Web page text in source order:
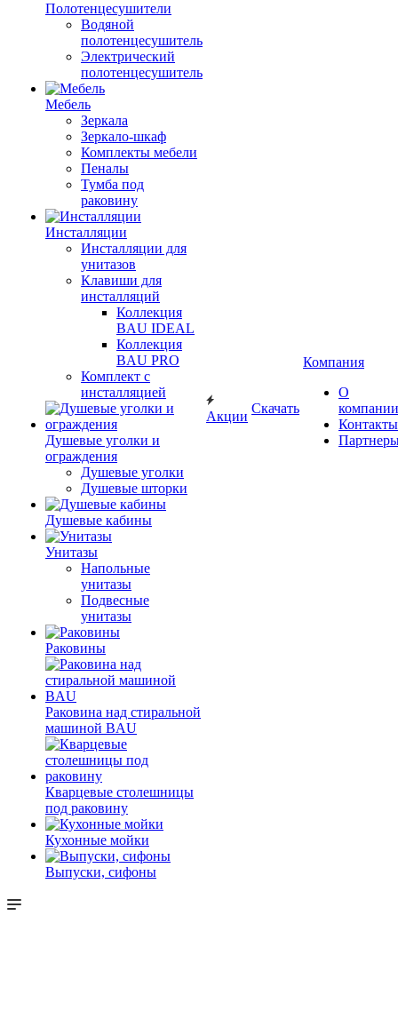
Полотенцесушители
Водяной
полотенцесушитель
Электрический
полотенцесушитель
Мебель
Зеркала
Зеркало-шкаф
Комплекты мебели
Пеналы
Тумба под
раковину
Инсталляции
Инсталляции для
унитазов
Клавиши для
инсталляций
Коллекция
BAU IDEAL
Коллекция
BAU PRO
Комплект с
инсталляцией
Душевые уголки и
ограждения
Душевые уголки
Душевые шторки
Душевые кабины
Унитазы
Напольные
унитазы
Подвесные
унитазы
Раковины
Раковина над стиральной
машиной BAU
Кварцевые столешницы
под раковину
Кухонные мойки
Выпуски, сифоны
Акции
Скачать
Компания
О
компании
Контакты